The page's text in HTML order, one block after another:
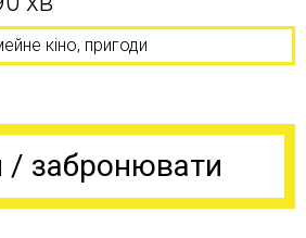
кіно, пригоди
/ забронювати